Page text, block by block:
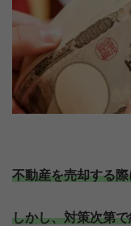
不動産を売却する
しかし、対策次第